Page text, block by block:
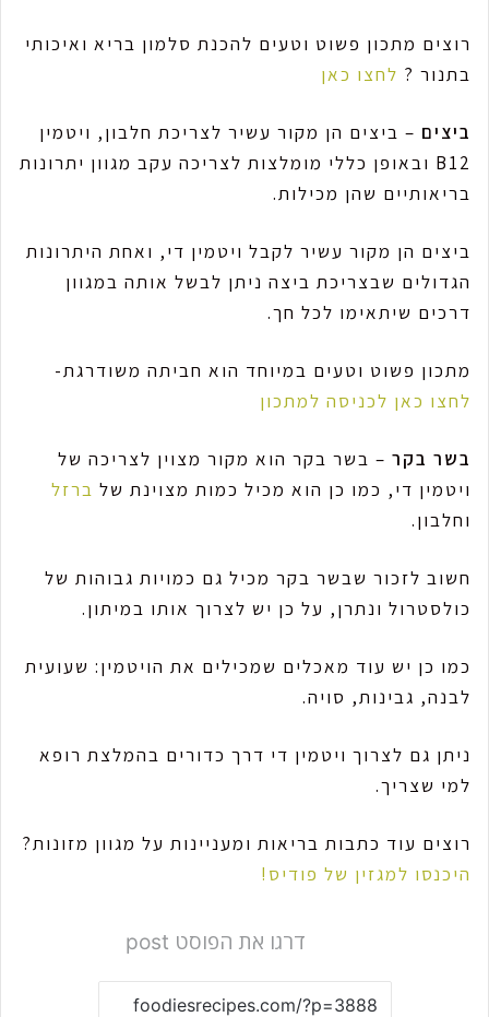
רוצים מתכון פשוט וטעים להכנת סלמון בריא ואיכותי
בתנור ? לחצו כאן
ביצים – ביצים הן מקור עשיר לצריכת חלבון, ויטמין
B12 ובאופן כללי מומלצות לצריכה עקב מגוון יתרונות
בריאותיים שהן מכילות.
ביצים הן מקור עשיר לקבל ויטמין די, ואחת היתרונות
הגדולים שבצריכת ביצה ניתן לבשל אותה במגוון
דרכים שיתאימו לכל חך.
מתכון פשוט וטעים במיוחד הוא חביתה משודרגת-
לחצו כאן לכניסה למתכון
בשר בקר – בשר בקר הוא מקור מצוין לצריכה של
ויטמין די, כמו כן הוא מכיל כמות מצוינת של ברזל
וחלבון.
חשוב לזכור שבשר בקר מכיל גם כמויות גבוהות של
כולסטרול ונתרן, על כן יש לצרוך אותו במיתון.
כמו כן יש עוד מאכלים שמכילים את הויטמין: שעועית
לבנה, גבינות, סויה.
ניתן גם לצרוך ויטמין די דרך כדורים בהמלצת רופא
למי שצריך.
רוצים עוד כתבות בריאות ומעניינות על מגוון מזונות?
היכנסו למגזין של פודיס!
דרגו את הפוסט post